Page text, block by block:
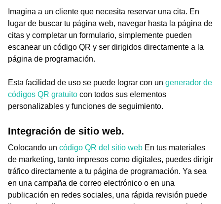
Imagina a un cliente que necesita reservar una cita. En
lugar de buscar tu página web, navegar hasta la página de
citas y completar un formulario, simplemente pueden
escanear un código QR y ser dirigidos directamente a la
página de programación.
Esta facilidad de uso se puede lograr con un generador de
códigos QR gratuito con todos sus elementos
personalizables y funciones de seguimiento.
Integración de sitio web.
Colocando un código QR del sitio web En tus materiales
de marketing, tanto impresos como digitales, puedes dirigir
tráfico directamente a tu página de programación. Ya sea
en una campaña de correo electrónico o en una
publicación en redes sociales, una rápida revisión puede